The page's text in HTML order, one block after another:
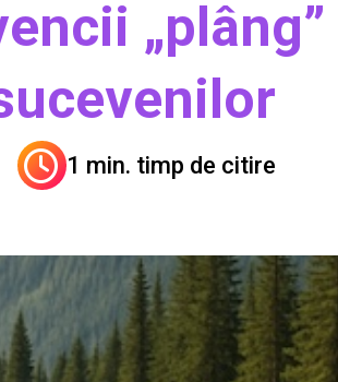
1 min. timp de citire